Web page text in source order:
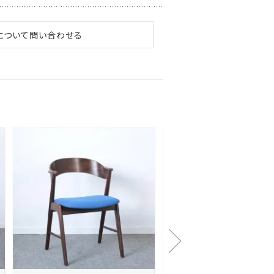
ついて問い合わせる